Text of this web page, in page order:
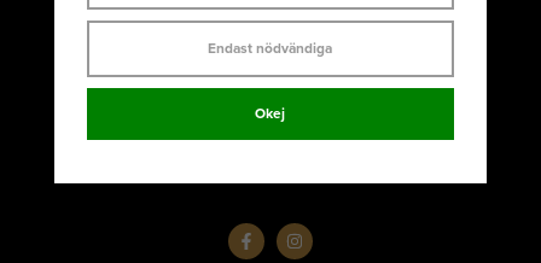
Juvelerare John Victorin i Varberg AB
Besöksadress: Norrgatan 9
Postadress: Box 131, 432 23 Varberg |
Telefon: 0340-10237
E-post: kontakt@victorinsguld.se
Endast nödvändiga
Okej